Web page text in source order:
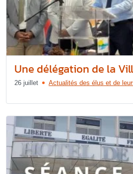
Une délégation de la
26 juillet Actualités des élus et de